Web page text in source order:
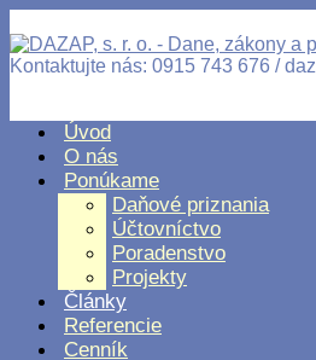
Kontaktujte nás: 0915 743 676 /
Úvod
O nás
Ponúkame
Daňové priznania
Účtovníctvo
Poradenstvo
Projekty
Články
Referencie
Cenník